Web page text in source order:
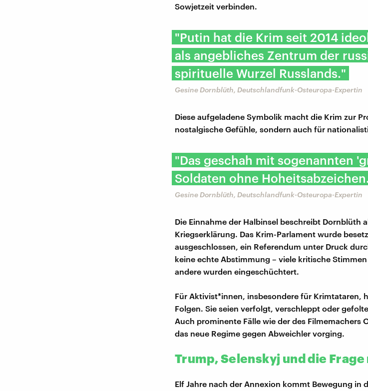
Sowjetzeit verbinden.
"Putin hat die Krim seit 2014
als angebliches Zentrum der
spirituelle Wurzel Russlands."
Gesine Dornblüth, Deutschlandfunk-Osteuropa-Expertin
Diese aufgeladene Symbolik macht die Krim zur
nostalgische Gefühle, sondern auch für
"Das geschah mit sogenannten
Soldaten ohne
Gesine Dornblüth, Deutschlandfunk-Osteuropa-Expertin
Die Einnahme der Halbinsel beschreibt Dornblüth
Kriegserklärung. Das Krim-Parlament wurde
ausgeschlossen, ein Referendum unter Druck
keine echte Abstimmung – viele kritische
andere wurden eingeschüchtert.
Für Aktivist*innen, insbesondere für Krimtataren,
Folgen. Sie seien verfolgt, verschleppt oder
Auch prominente Fälle wie der des Filmemachers
das neue Regime gegen Abweichler vorging.
Trump, Selenskyj und die Frage
Elf Jahre nach der Annexion kommt Bewegung in